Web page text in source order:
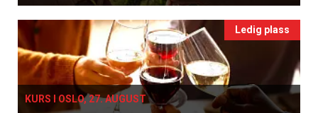
Ledig plass
KURS I OSLO, 27. AUGUST